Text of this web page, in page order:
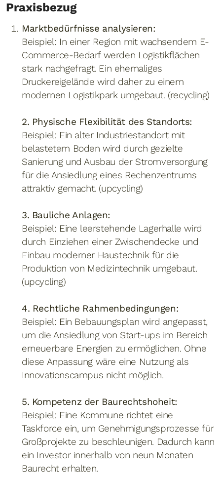
Praxisbezug
Marktbedürfnisse analysieren:
Beispiel: In einer Region mit wachsendem E-
Commerce-Bedarf werden Logistikflächen
stark nachgefragt. Ein ehemaliges
Druckereigelände wird daher zu einem
modernen Logistikpark umgebaut. (recycling)
2. Physische Flexibilität des Standorts:
Beispiel: Ein alter Industriestandort mit
belastetem Boden wird durch gezielte
Sanierung und Ausbau der Stromversorgung
für die Ansiedlung eines Rechenzentrums
attraktiv gemacht. (upcycling)
3. Bauliche Anlagen:
Beispiel: Eine leerstehende Lagerhalle wird
durch Einziehen einer Zwischendecke und
Einbau moderner Haustechnik für die
Produktion von Medizintechnik umgebaut.
(upcycling)
4. Rechtliche Rahmenbedingungen:
Beispiel: Ein Bebauungsplan wird angepasst,
um die Ansiedlung von Start-ups im Bereich
erneuerbare Energien zu ermöglichen. Ohne
diese Anpassung wäre eine Nutzung als
Innovationscampus nicht möglich.
5. Kompetenz der Baurechtshoheit:
Beispiel: Eine Kommune richtet eine
Taskforce ein, um Genehmigungsprozesse für
Großprojekte zu beschleunigen. Dadurch kann
ein Investor innerhalb von neun Monaten
Baurecht erhalten.